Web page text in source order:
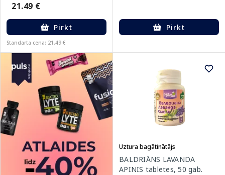
21.49 €
Pirkt
Standarta cena: 21.49 €
Pirkt
Uztura bagātinātājs
BALDRIĀNS LAVANDA
APINIS tabletes, 50 gab.